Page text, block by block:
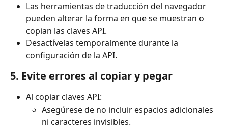
Las herramientas de traducción del navegador
pueden alterar la forma en que se muestran o
copian las claves API.
Desactívelas temporalmente durante la
configuración de la API.
5. Evite errores al copiar y pegar
Al copiar claves API:
Asegúrese de no incluir espacios adicionales
ni caracteres invisibles.